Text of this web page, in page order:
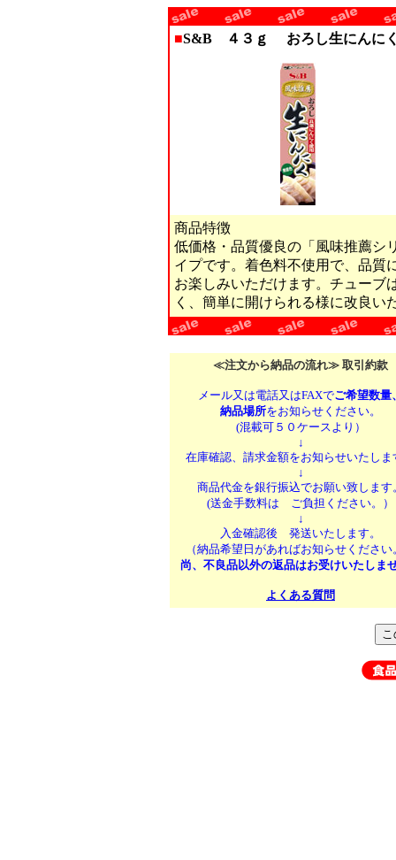
■S&B ４３ｇ おろし生にんに
商品特徴
低価格・品質優良の「風味推薦シ
イプです。着色料不使用で、品質
お楽しみいただけます。チューブ
く、簡単に開けられる様に改良い
≪注文から納品の流れ≫ 取引約款
メール又は電話又はFAXでご希望数量
納品場所をお知らせください。
(混載可５０ケースより）
↓
在庫確認、請求金額をお知らせいたしま
↓
商品代金を銀行振込でお願い致します
(送金手数料は ご負担ください。）
↓
入金確認後 発送いたします。
（納品希望日があればお知らせください
尚、不良品以外の返品はお受けいたしま
よくある質問